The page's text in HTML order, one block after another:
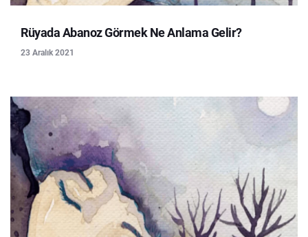
Rüyada Abanoz Görmek Ne Anlama Gelir?
23 Aralık 2021